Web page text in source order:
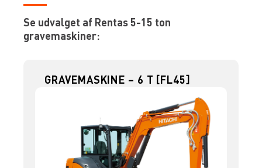
Se udvalget af Rentas 5-15 ton
gravemaskiner:
GRAVEMASKINE – 6 T [FL45]